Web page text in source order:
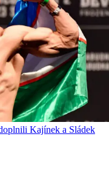
Kajínek a Sládek